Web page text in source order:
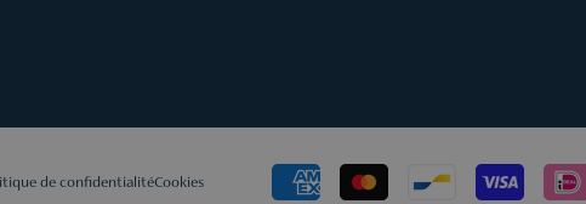
de confidentialitéCookies